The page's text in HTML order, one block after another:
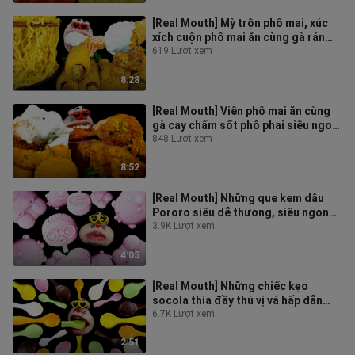
8:28
[Real Mouth] Mỳ trộn phô mai, xúc
xích cuộn phô mai ăn cùng gà rán
phô mai ngậy ngậy #asmr
619 Lượt xem
8:52
[Real Mouth] Viên phô mai ăn cùng
gà cay chấm sốt phô phai siêu ngon,
siêu ngậy #asmr #mukbang
848 Lượt xem
4:05
[Real Mouth] Những que kem dâu
Pororo siêu dễ thương, siêu ngon
miệng #asmr #mukbang
3.9K Lượt xem
2:51
[Real Mouth] Những chiếc kẹo
socola thìa đầy thú vị và hấp dẫn
#asmr #mukbang
6.7K Lượt xem